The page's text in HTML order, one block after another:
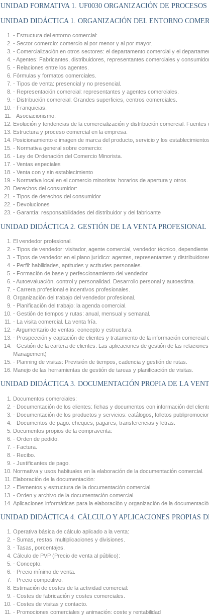
UNIDAD FORMATIVA 1. UF0030 ORGANIZACIÓN DE
UNIDAD DIDÁCTICA 1. ORGANIZACIÓN DEL ENTORNO
- Estructura del entorno comercial:
- Sector comercio: comercio al por menor y al por mayor.
- Comercialización en otros sectores: el departamento comercial y el
- Agentes: Fabricantes, distribuidores, representantes comerciales y
- Relaciones entre los agentes.
Fórmulas y formatos comerciales.
- Tipos de venta: presencial y no presencial.
- Representación comercial: representantes y agentes comerciales.
- Distribución comercial: Grandes superficies, centros comerciales.
- Franquicias.
- Asociacionismo.
Evolución y tendencias de la comercialización y distribución comercial. Fuentes
Estructura y proceso comercial en la empresa.
Posicionamiento e imagen de marca del producto, servicio y los
- Normativa general sobre comercio:
- Ley de Ordenación del Comercio Minorista.
- Ventas especiales
- Venta con y sin establecimiento
- Normativa local en el comercio minorista: horarios de apertura y otros.
Derechos del consumidor:
- Tipos de derechos del consumidor
- Devoluciones
- Garantía: responsabilidades del distribuidor y del fabricante
UNIDAD DIDÁCTICA 2. GESTIÓN DE LA VENTA PROFESIONAL
El vendedor profesional.
- Tipos de vendedor: visitador, agente comercial, vendedor técnico, dependiente
- Tipos de vendedor en el plano jurídico: agentes, representantes y
- Perfil: habilidades, aptitudes y actitudes personales.
- Formación de base y perfeccionamiento del vendedor.
- Autoevaluación, control y personalidad. Desarrollo personal y autoestima.
- Carrera profesional e incentivos profesionales.
Organización del trabajo del vendedor profesional.
- Planificación del trabajo: la agenda comercial.
- Gestión de tiempos y rutas: anual, mensual y semanal.
- La visita comercial. La venta fría.
- Argumentario de ventas: concepto y estructura.
- Prospección y captación de clientes y tratamiento de la información comercial
- Gestión de la cartera de clientes. Las aplicaciones de gestión de las
Management)
- Planning de visitas: Previsión de tiempos, cadencia y gestión de rutas.
Manejo de las herramientas de gestión de tareas y planificación de visitas.
UNIDAD DIDÁCTICA 3. DOCUMENTACIÓN PROPIA DE LA
Documentos comerciales:
- Documentación de los clientes: fichas y documentos con información del
- Documentación de los productos y servicios: catálogos, folletos
- Documentos de pago: cheques, pagares, transferencias y letras.
Documentos propios de la compraventa:
- Orden de pedido.
- Factura.
- Recibo.
- Justificantes de pago.
Normativa y usos habituales en la elaboración de la documentación comercial.
Elaboración de la documentación:
- Elementos y estructura de la documentación comercial.
- Orden y archivo de la documentación comercial.
Aplicaciones informáticas para la elaboración y organización de la
UNIDAD DIDÁCTICA 4. CÁLCULO Y APLICACIONES PROPIAS
Operativa básica de cálculo aplicado a la venta:
- Sumas, restas, multiplicaciones y divisiones.
- Tasas, porcentajes.
Cálculo de PVP (Precio de venta al público):
- Concepto.
- Precio mínimo de venta.
- Precio competitivo.
Estimación de costes de la actividad comercial:
- Costes de fabricación y costes comerciales.
- Costes de visitas y contacto.
- Promociones comerciales y animación: coste y rentabilidad